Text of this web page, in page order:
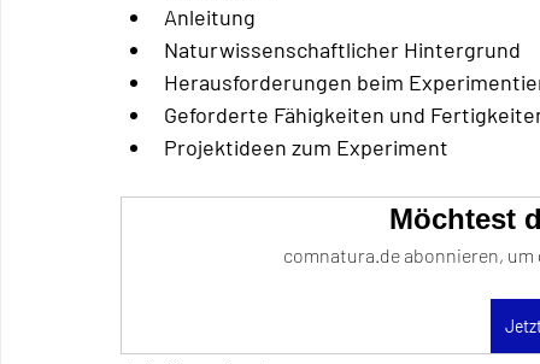
Anleitung
Naturwissenschaftlicher Hintergrund
Herausforderungen beim
Geforderte Fähigkeiten und
Projektideen zum Experiment
Möchtest
comnatura.de abonnieren,